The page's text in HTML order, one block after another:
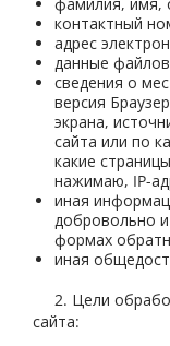
контактный
адрес
данные
сведения о
версия
экрана,
сайта или по
какие
нажимаю, IP-
иная
добровольно
формах
иная
2. Цели
сайта: